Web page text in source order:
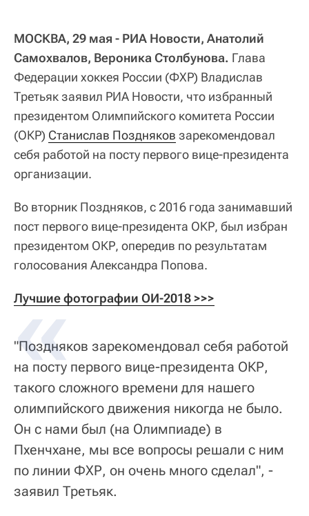
МОСКВА, 29 мая - РИА Новости, Анатолий
Самохвалов, Вероника Столбунова. Глава
Федерации хоккея России (ФХР) Владислав
Третьяк заявил РИА Новости, что избранный
президентом Олимпийского комитета России
(ОКР) Станислав Поздняков зарекомендовал
себя работой на посту первого вице-президента
организации.
Во вторник Поздняков, с 2016 года занимавший
пост первого вице-президента ОКР, был избран
президентом ОКР, опередив по результатам
голосования Александра Попова.
Лучшие фотографии ОИ-2018 >>>
"Поздняков зарекомендовал себя работой
на посту первого вице-президента ОКР,
такого сложного времени для нашего
олимпийского движения никогда не было.
Он с нами был (на Олимпиаде) в
Пхенчхане, мы все вопросы решали с ним
по линии ФХР, он очень много сделал", -
заявил Третьяк.